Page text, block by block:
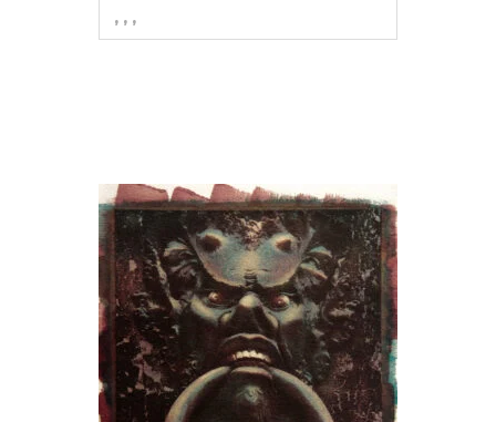
, , ,